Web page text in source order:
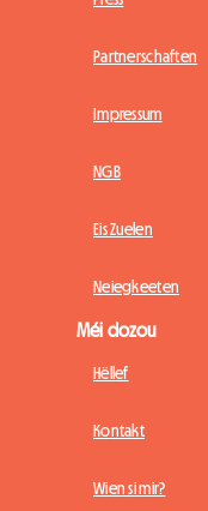
Partnerschaften
Impressum
NGB
Eis Zuelen
Neiegkeeten
Méi dozou
Hëllef
Kontakt
Wien si mir?